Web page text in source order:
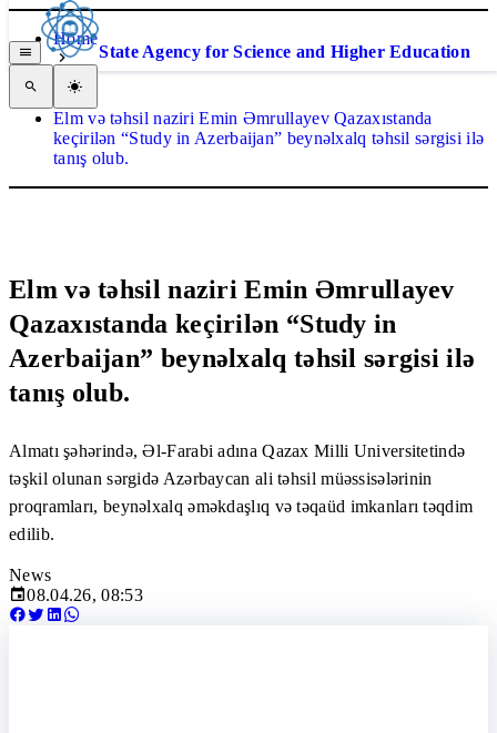
State Agency for Science and Higher Education
Home
News
Elm və təhsil naziri Emin Əmrullayev Qazaxıstanda
keçirilən “Study in Azerbaijan” beynəlxalq təhsil sərgisi ilə
tanış olub.
Elm və təhsil naziri Emin Əmrullayev
Qazaxıstanda keçirilən “Study in
Azerbaijan” beynəlxalq təhsil sərgisi ilə
tanış olub.
Almatı şəhərində, Əl-Farabi adına Qazax Milli Universitetində
təşkil olunan sərgidə Azərbaycan ali təhsil müəssisələrinin
proqramları, beynəlxalq əməkdaşlıq və təqaüd imkanları təqdim
edilib.
News
08.04.26, 08:53